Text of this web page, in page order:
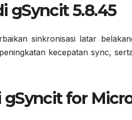
gSyncit 5.8.45
sinkronisasi latar
kecepatan sync,
gSyncit for